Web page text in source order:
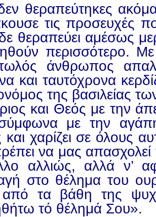
θεραπεύτηκες
τις προσευχές
θεραπεύει αμέσως
περισσότερο.
άνθρωπος
και ταυτόχρονα
της βασιλείας
και Θεός με την
με την
και χαρίζει σε όλους
να μας απασχολεί
αλλιώς, αλλά ν’
στο θέλημα του
από τα βάθη της
τό θέλημά Σου».